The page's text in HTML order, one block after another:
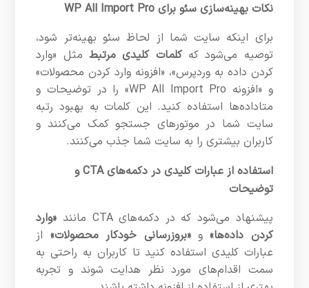
نکات بهینه‌سازی سئو برای WP All Import Pro
برای اینکه سایت شما از لحاظ سئو بهینه‌تر شود،
توصیه می‌شود کهکلمات کلیدی مرتبطمثل «وارد
کردن داده به وردپرس»، «افزونه وارد کردن محصولات»
و «افزونه WP All Import Pro» را در توضیحات و
متاداده‌ها استفاده کنید. این کلمات به بهبود رتبه
سایت شما در موتورهای جستجو کمک می‌کنند و
کاربران بیشتری را به سایت شما جذب می‌کنند.
استفاده از عبارات کلیدی در دکمه‌های CTA و
توضیحات
پیشنهاد می‌شود که در دکمه‌های CTA مانند
«وارد
کردن داده‌ها»و«بروزرسانی خودکار محصولات» از
عبارات کلیدی استفاده کنید تا کاربران به راحتی به
سمت اقدام‌های مورد نظر هدایت شوند و تجربه